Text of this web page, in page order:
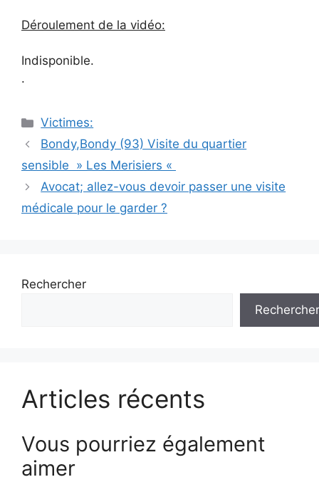
Déroulement de la vidéo:
Indisponible.
.
Catégories
Victimes:
Navigation
des
Bondy,Bondy (93) Visite du quartier
sensible » Les Merisiers «
Avocat; allez-vous devoir passer une visite
médicale pour le garder ?
Rechercher
Rechercher
Articles récents
Vous pourriez également
aimer